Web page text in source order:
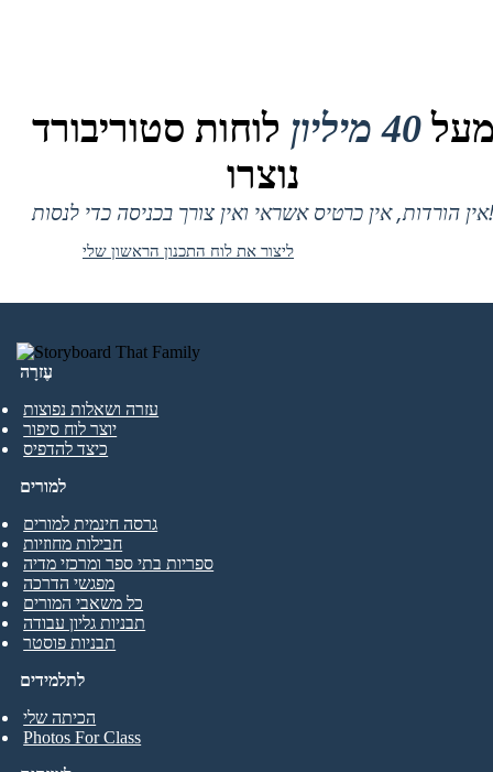
40 מיליון
לוחות סטוריבורד
נוצרו
אין הורדות, אין כרטיס אשראי ואין צורך בכניסה כדי לנסות!
ליצור את לוח התכנון הראשון שלי
עֶזרָה
עזרה ושאלות נפוצות
יוצר לוח סיפור
כיצד להדפיס
לתלמידים
הכיתה שלי
Photos For Class
למורים
גרסה חינמית למורים
חבילות מחוזיות
ספריות בתי ספר ומרכזי מדיה
מפגשי הדרכה
כל משאבי המורים
תבניות גליון עבודה
תבניות פוסטר